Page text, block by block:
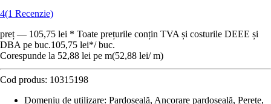
4(1 Recenzie)
preț — 105,75 lei * Toate prețurile conțin TVA și costurile DEEE și
DBA pe buc.105,75 lei*/ buc.
Corespunde la 52,88 lei pe m(52,88 lei/ m)
Cod produs: 10315198
Domeniu de utilizare: Pardoseală, Ancorare pardoseală, Perete,